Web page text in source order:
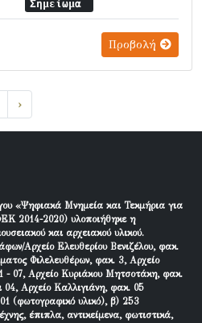
Σημείωμα
Προβολή
›
«Ψηφιακά Μνημεία και Τεκμήρια για
2014-2020) υλοποιήθηκε η
και αρχειακού υλικού.
Αρχείο Ελευθερίου Βενιζέλου, φακ.
Φιλελευθέρων, φακ. 3, Αρχείο
- 07, Αρχείο Κυριάκου Μητσοτάκη, φακ.
Αρχείο Καλλιγιάνη, φακ. 05
(φωτογραφικό υλικό), β) 253
έπιπλα, αντικείμενα, φωτιστικά,